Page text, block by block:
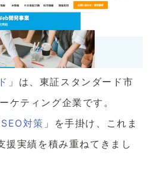
」は、東証スタンダード市
ケティング企業です。
SEO対策 」を手掛け、これま
実績を積み重ねてきまし